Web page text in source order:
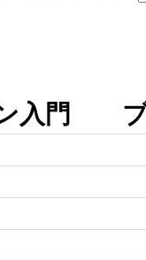
ン入門